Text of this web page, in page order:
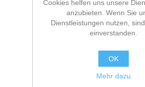
Geben Sie eine
Hersteller:
Verfügbarkeit: Nicht auf
Cookies helfen uns unsere
anzubieten. Wenn Sie
Dienstleistungen nutzen,
einverstanden.
OK
Mehr dazu